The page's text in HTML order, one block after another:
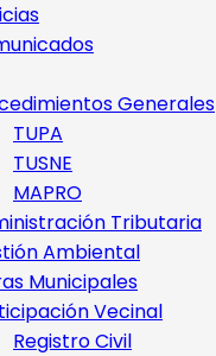
Generales
TUPA
TUSNE
MAPRO
Tributaria
Ambiental
Municipales
Vecinal
Registro Civil